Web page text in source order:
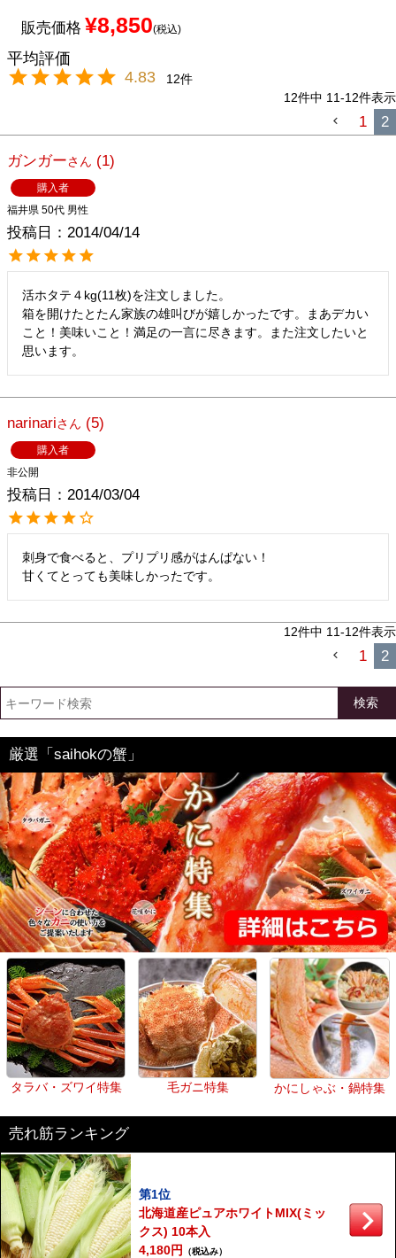
販売価格 ¥8,850 税込
4.83
12
12件中 11-12件表示
1 2
ガンガー 1
購入者
福井県 50代 男性
投稿日 2014/04/14
活ホタテ４kg(11枚)を注文しました。
箱を開けたとたん家族の雄叫びが嬉しかったです。まあデカい
こと！美味いこと！満足の一言に尽きます。また注文したいと
思います。
narinari 5
購入者
非公開
投稿日 2014/03/04
刺身で食べると、プリプリ感がはんぱない！
甘くてとっても美味しかったです。
12件中 11-12件表示
1 2
検索
厳選「saihokの蟹」
タラバ・ズワイ特集 毛ガニ特集 かにしゃぶ・鍋特集
売れ筋ランキング
第1位
北海道産ピュアホワイトMIX(ミッ
クス) 10本入
4,180円
（税込み）